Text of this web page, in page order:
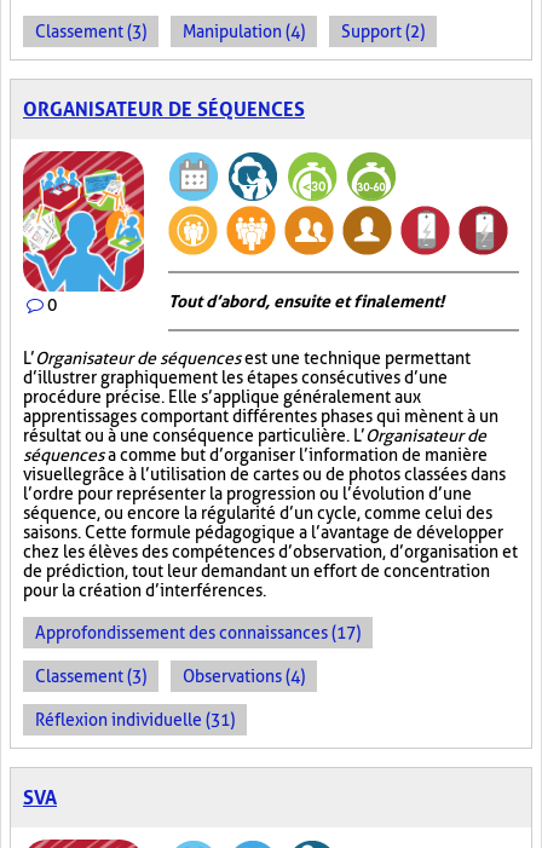
Classement (3) Manipulation (4) Support (2)
ORGANISATEUR DE SÉQUENCES
0 Tout d’abord, ensuite et finalement!
L’Organisateur de séquencesest une technique permettant
d’illustrer graphiquement les étapes consécutives d’une
procédure précise. Elle s’applique généralement aux
apprentissages comportant différentes phases qui mènent à un
résultat ou à une conséquence particulière. L’Organisateur de
séquencesa comme but d’organiser l’information de manière
visuellegrâce à l’utilisation de cartes ou de photos classées dans
l’ordre pour représenter la progression ou l’évolution d’une
séquence, ou encore la régularité d’un cycle, comme celui des
saisons. Cette formule pédagogique a l’avantage de développer
chez les élèves des compétences d’observation, d’organisation et
de prédiction, tout leur demandant un effort de concentration
pour la création d’interférences.
Approfondissement des connaissances (17)
Classement (3) Observations (4)
Réflexion individuelle (31)
SVA